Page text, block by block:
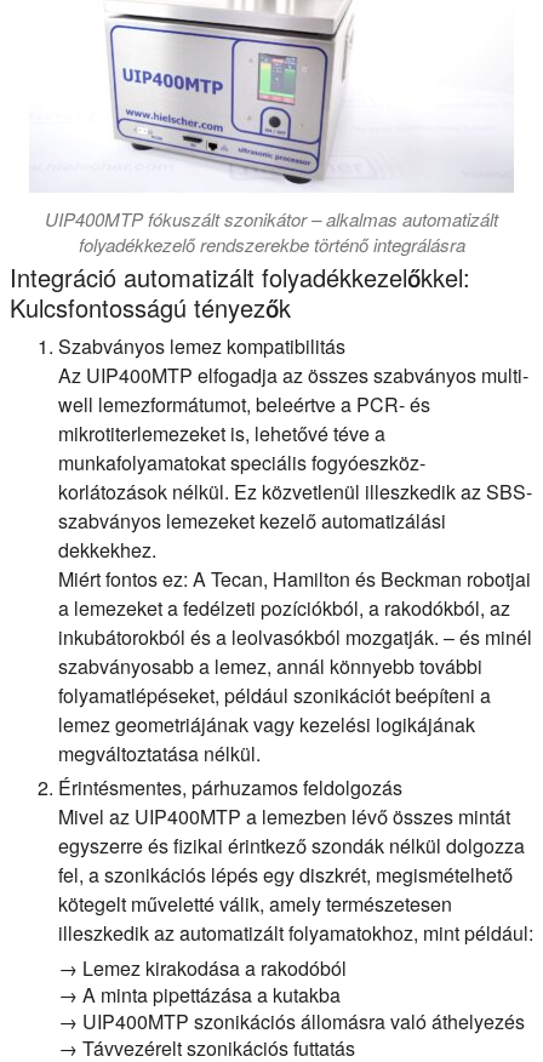
UIP400MTP fókuszált szonikátor – alkalmas automatizált
folyadékkezelő rendszerekbe történő integrálásra
Integráció automatizált folyadékkezelőkkel:
Kulcsfontosságú tényezők
Szabványos lemez kompatibilitás
Az UIP400MTP elfogadja az összes szabványos multi-
well lemezformátumot, beleértve a PCR- és
mikrotiterlemezeket is, lehetővé téve a
munkafolyamatokat speciális fogyóeszköz-
korlátozások nélkül. Ez közvetlenül illeszkedik az SBS-
szabványos lemezeket kezelő automatizálási
dekkekhez.
Miért fontos ez: A Tecan, Hamilton és Beckman robotjai
a lemezeket a fedélzeti pozíciókból, a rakodókból, az
inkubátorokból és a leolvasókból mozgatják. – és minél
szabványosabb a lemez, annál könnyebb további
folyamatlépéseket, például szonikációt beépíteni a
lemez geometriájának vagy kezelési logikájának
megváltoztatása nélkül.
Érintésmentes, párhuzamos feldolgozás
Mivel az UIP400MTP a lemezben lévő összes mintát
egyszerre és fizikai érintkező szondák nélkül dolgozza
fel, a szonikációs lépés egy diszkrét, megismételhető
kötegelt műveletté válik, amely természetesen
illeszkedik az automatizált folyamatokhoz, mint például:
→ Lemez kirakodása a rakodóból
→ A minta pipettázása a kutakba
→ UIP400MTP szonikációs állomásra való áthelyezés
→ Távvezérelt szonikációs futtatás